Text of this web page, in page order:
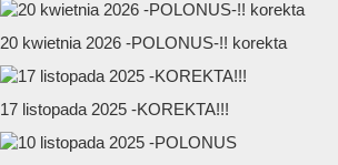
20 kwietnia 2026 -POLONUS-!! korekta
17 listopada 2025 -KOREKTA!!!